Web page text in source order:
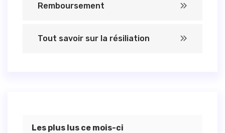
Remboursement
Tout savoir sur la résiliation
Les plus lus ce mois-ci